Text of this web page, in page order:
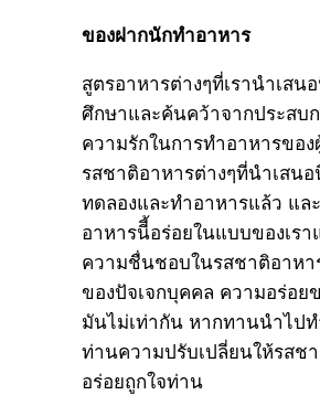
ของฝากนักทำอาหาร
สูตรอาหารต่างๆที่เรานำเสน
ศึกษาและค้นคว้าจากประสบ
ความรักในการทำอาหารขอ
รสชาติอาหารต่างๆที่นำเสนอ
ทดลองและทำอาหารแล้ว แล
อาหารนีี้อร่อยในแบบของเร
ความชื่นชอบในรสชาติอาหา
ของปัจเจกบุคคล ความอร่อย
มันไม่เท่ากัน หากทานนำไป
ท่านความปรับเปลี่ยนให้รสช
อร่อยถูกใจท่าน